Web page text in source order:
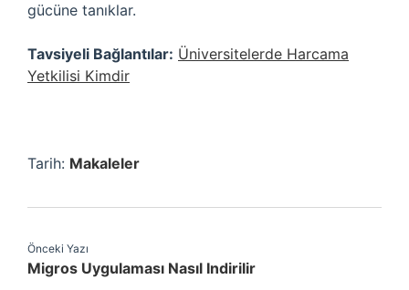
gücüne tanıklar.
Tavsiyeli Bağlantılar: Üniversitelerde Harcama
Yetkilisi Kimdir
Tarih: Makaleler
Önceki Yazı
Migros Uygulaması Nasıl Indirilir